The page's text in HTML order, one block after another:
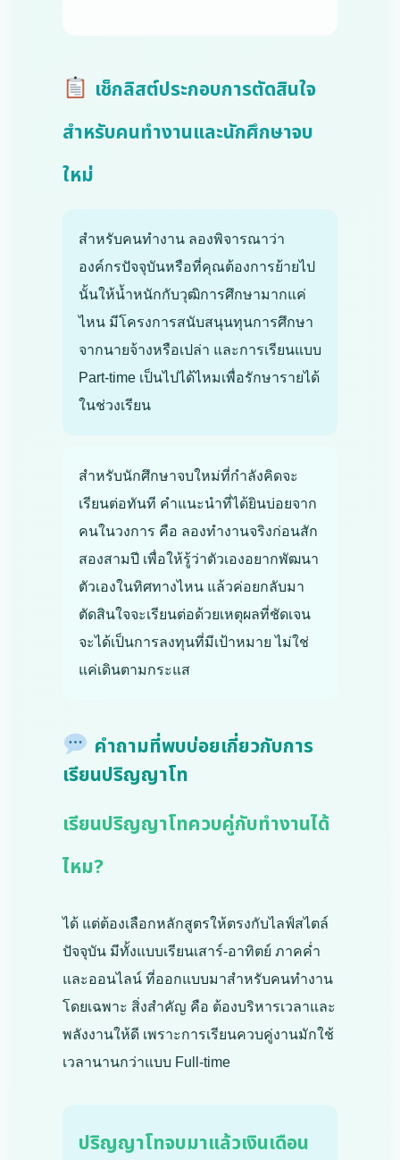
เช็กลิสต์ประกอบการตัดสินใจ
สำหรับคนทำงานและนักศึกษาจบ
ใหม่
สำหรับคนทำงาน ลองพิจารณาว่า
องค์กรปัจจุบันหรือที่คุณต้องการย้ายไป
นั้นให้น้ำหนักกับวุฒิการศึกษามากแค่
ไหน มีโครงการสนับสนุนทุนการศึกษา
จากนายจ้างหรือเปล่า และการเรียนแบบ
Part-time เป็นไปได้ไหมเพื่อรักษารายได้
ในช่วงเรียน
สำหรับนักศึกษาจบใหม่ที่กำลังคิดจะ
เรียนต่อทันที คำแนะนำที่ได้ยินบ่อยจาก
คนในวงการ คือ ลองทำงานจริงก่อนสัก
สองสามปี เพื่อให้รู้ว่าตัวเองอยากพัฒนา
ตัวเองในทิศทางไหน แล้วค่อยกลับมา
ตัดสินใจจะเรียนต่อด้วยเหตุผลที่ชัดเจน
จะได้เป็นการลงทุนที่มีเป้าหมาย ไม่ใช่
แค่เดินตามกระแส
คำถามที่พบบ่อยเกี่ยวกับการ
เรียนปริญญาโท
เรียนปริญญาโทควบคู่กับทำงานได้
ไหม?
ได้ แต่ต้องเลือกหลักสูตรให้ตรงกับไลฟ์สไตล์
ปัจจุบัน มีทั้งแบบเรียนเสาร์-อาทิตย์ ภาคค่ำ
และออนไลน์ ที่ออกแบบมาสำหรับคนทำงาน
โดยเฉพาะ สิ่งสำคัญ คือ ต้องบริหารเวลาและ
พลังงานให้ดี เพราะการเรียนควบคู่งานมักใช้
เวลานานกว่าแบบ Full-time
ปริญญาโทจบมาแล้วเงินเดือน